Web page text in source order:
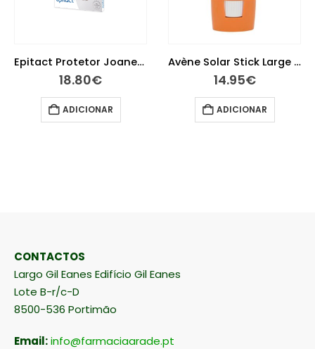
Epitact Protetor Joanetes Tamanho L
18.80€
ADICIONAR
Avène Solar Stick Large 50+ 8g
14.95€
ADICIONAR
CONTACTOS
Largo Gil Eanes Edifício Gil Eanes
Lote B-r/c-D
8500-536 Portimão
Email:info@farmaciaarade.pt